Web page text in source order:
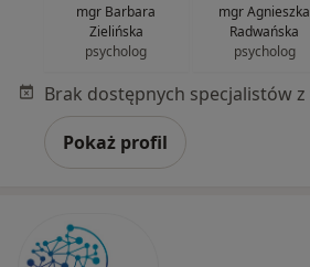
mgr Barbara
Zielińska
psycholog
mgr Agnieszka
Radwańska
psycholog
Pokaż profil